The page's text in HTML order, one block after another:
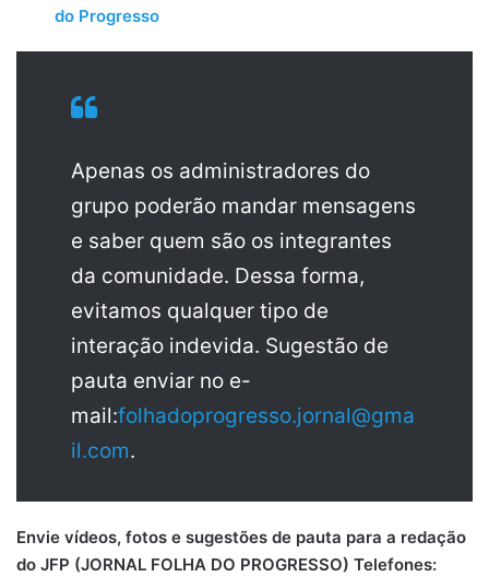
do Progresso
Apenas os administradores do
grupo poderão mandar mensagens
e saber quem são os integrantes
da comunidade. Dessa forma,
evitamos qualquer tipo de
interação indevida. Sugestão de
pauta enviar no e-
mail:folhadoprogresso.jornal@gma
il.com.
Envie vídeos, fotos e sugestões de pauta para a redação
do JFP (JORNAL FOLHA DO PROGRESSO) Telefones: